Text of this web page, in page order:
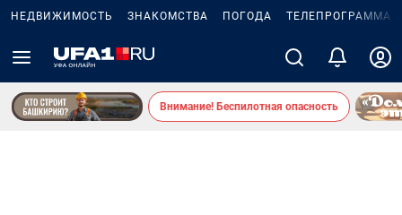
НЕДВИЖИМОСТЬ ЗНАКОМСТВА ПОГОДА ТЕЛЕПРОГРАММА
Внимание! Беспилотная опасность